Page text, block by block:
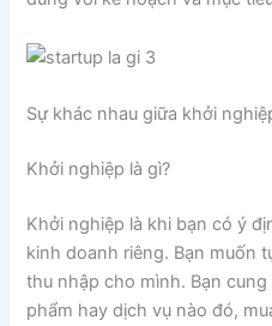
Sự khác nhau giữa khởi
Khởi nghiệp là gì?
Khởi nghiệp là khi bạn có ý
kinh doanh riêng. Bạn muốn
thu nhập cho mình. Bạn
phẩm hay dịch vụ nào đó,